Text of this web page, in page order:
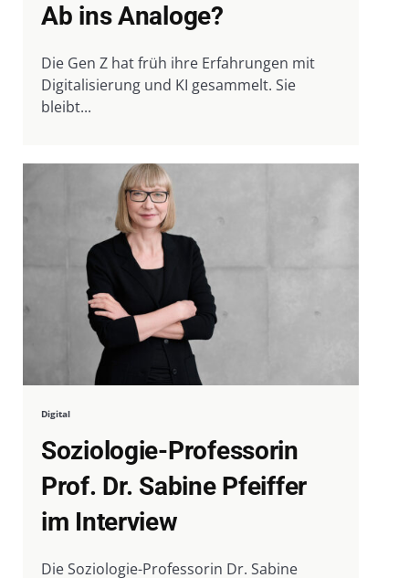
Ab ins Analoge?
Die Gen Z hat früh ihre Erfahrungen mit
Digitalisierung und KI gesammelt. Sie
bleibt...
Digital
Soziologie-Professorin
Prof. Dr. Sabine Pfeiffer
im Interview
Die Soziologie-Professorin Dr. Sabine